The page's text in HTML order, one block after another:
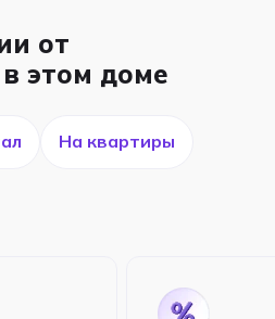
от
этом доме
На квартиры